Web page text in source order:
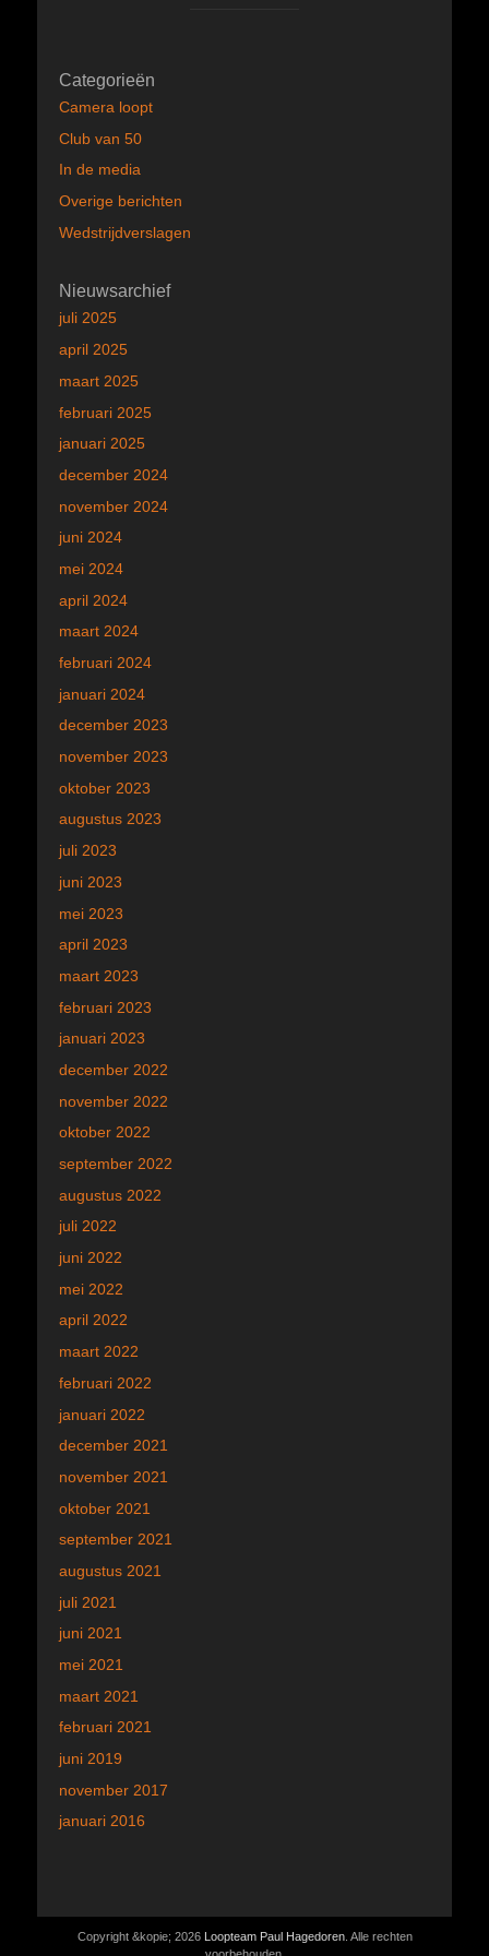
Categorieën
Camera loopt
Club van 50
In de media
Overige berichten
Wedstrijdverslagen
Nieuwsarchief
juli 2025
april 2025
maart 2025
februari 2025
januari 2025
december 2024
november 2024
juni 2024
mei 2024
april 2024
maart 2024
februari 2024
januari 2024
december 2023
november 2023
oktober 2023
augustus 2023
juli 2023
juni 2023
mei 2023
april 2023
maart 2023
februari 2023
januari 2023
december 2022
november 2022
oktober 2022
september 2022
augustus 2022
juli 2022
juni 2022
mei 2022
april 2022
maart 2022
februari 2022
januari 2022
december 2021
november 2021
oktober 2021
september 2021
augustus 2021
juli 2021
juni 2021
mei 2021
maart 2021
februari 2021
juni 2019
november 2017
januari 2016
Copyright &kopie; 2026 Loopteam Paul Hagedoren. Alle rechten